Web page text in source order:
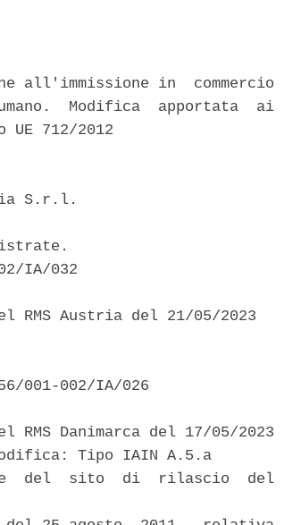
all'immissione in  commercio
Modifica  apportata  ai
UE 712/2012
S.r.l.
IA/032
RMS Austria del 21/05/2023
001-002/IA/026
RMS Danimarca del 17/05/2023
Tipo IAIN A.5.a
del  sito  di  rilascio  del